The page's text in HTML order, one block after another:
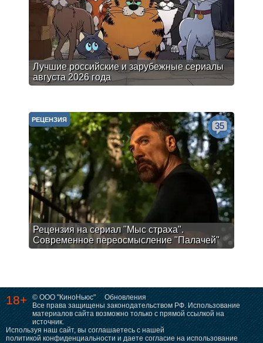
Лучшие российские и зарубежные сериалы
августа 2026 года
Рецензия на сериал "Мыс страха".
Современное переосмысление "Палачей"
РЕЦЕНЗИЯ
35
18+ © ООО "КиноНьюс"
Обновления
Все права защищены законодательством РФ. Использование
материалов сайта возможно только с прямой ссылкой на
источник.
Используя наш сайт, вы соглашаетесь с нашей
политикой конфиденциальности и даете согласие на использование